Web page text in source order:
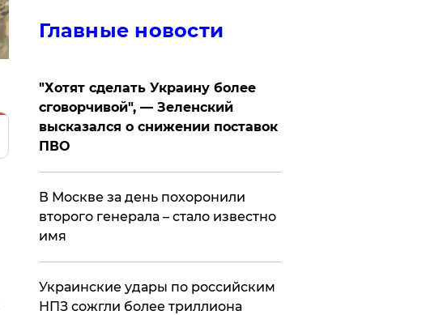
Главные новости
​"Хотят сделать Украину более
сговорчивой", — Зеленский
высказался о снижении поставок
ПВО
В Москве за день похоронили
второго генерала – стало известно
имя
Украинские удары по российским
НПЗ сожгли более триллиона